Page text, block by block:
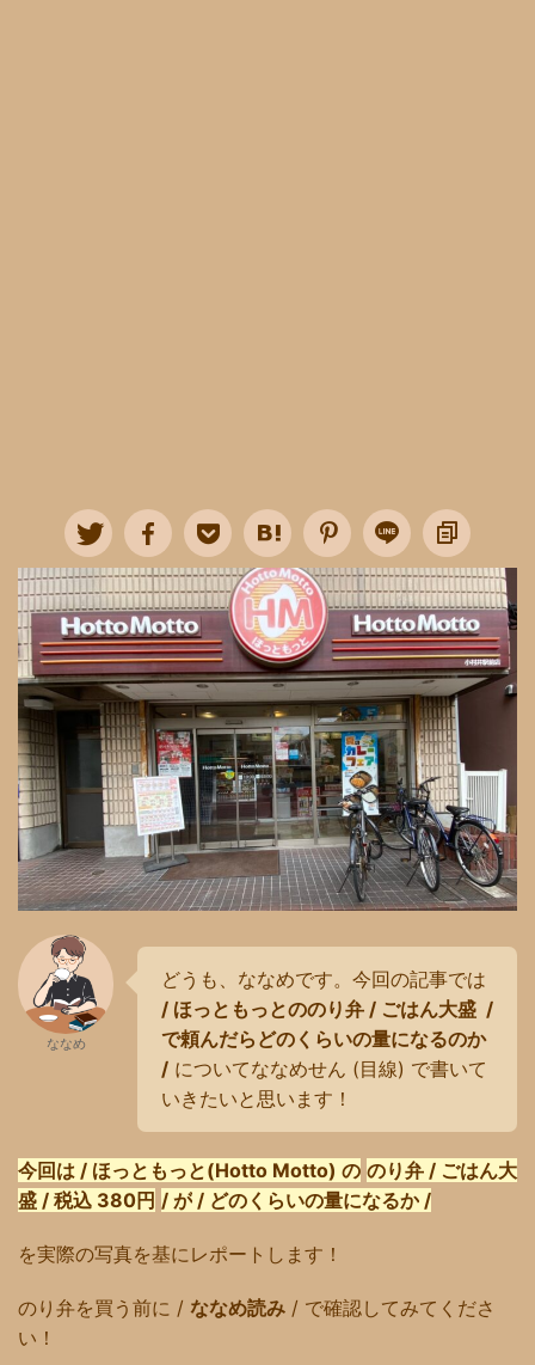
ななめ
どうも、ななめです。今回の記事では
/ ほっともっとののり弁 / ごはん大盛 /
で頼んだらどのくらいの量になるのか
/ についてななめせん (目線) で書いて
いきたいと思います！
今回は / ほっともっと(Hotto Motto) の のり弁 / ごはん大
盛 / 税込 380円 / が / どのく らいの量になるか /
を実際の写真を基にレポートします！
のり弁を買う前に / ななめ読み / で確認してみてくださ
い！